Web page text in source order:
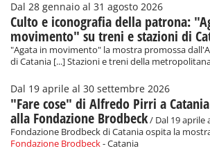
Dal 28 gennaio al 31 agosto 2026
Culto e iconografia della patrona:
movimento" su treni e stazioni di
"Agata in movimento" la mostra promossa
di Catania [...] Stazioni e treni della
Dal 19 aprile al 30 settembre 2026
"Fare cose" di Alfredo Pirri a
alla Fondazione Brodbeck/ Dal 19 aprile
Fondazione Brodbeck di Catania ospita la
Fondazione Brodbeck- Catania